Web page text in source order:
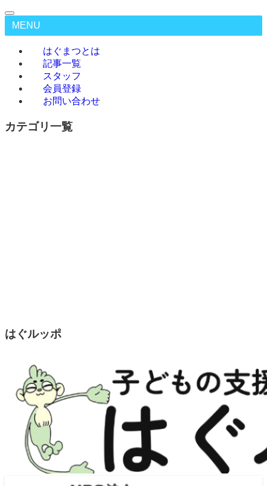
MENU
はぐまつとは
記事一覧
スタッフ
会員登録
お問い合わせ
カテゴリ一覧
はぐルッポ